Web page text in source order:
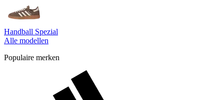
Handball Spezial
Alle modellen
Populaire merken